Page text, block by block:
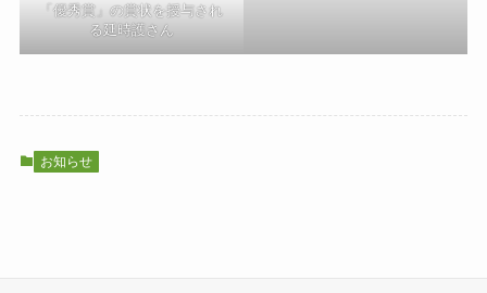
「優秀賞」の賞状を授与され
る延時護さん
お知らせ